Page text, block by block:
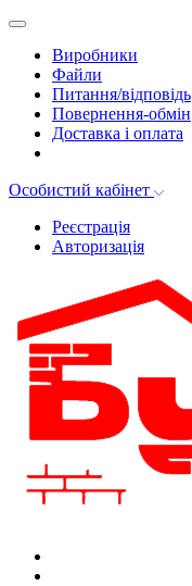
Виробники
Файли
Питання/відповідь
Повернення-обмін
Доставка і оплата
Особистий кабінет
Реєстрація
Авторизація